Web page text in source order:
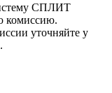
СПЛИТ
комиссию.
уточняйте у